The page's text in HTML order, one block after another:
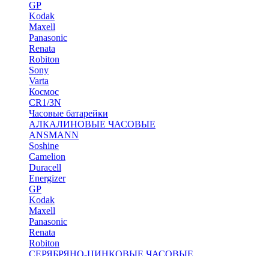
GP
Kodak
Maxell
Panasonic
Renata
Robiton
Sony
Varta
Космос
CR1/3N
Часовые батарейки
АЛКАЛИНОВЫЕ ЧАСОВЫЕ
ANSMANN
Soshine
Camelion
Duracell
Energizer
GP
Kodak
Maxell
Panasonic
Renata
Robiton
СЕРЯБРЯНО-ЦИНКОВЫЕ ЧАСОВЫЕ